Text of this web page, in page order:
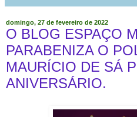
domingo, 27 de fevereiro de 2022
O BLOG ESPAÇO
PARABENIZA O
MAURÍCIO DE SÁ
ANIVERSÁRIO.